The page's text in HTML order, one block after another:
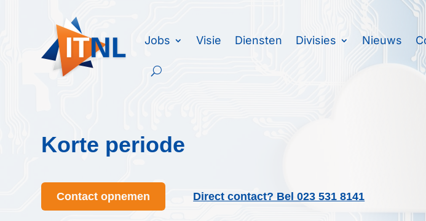
Jobs Visie Diensten Divisies Nieuws
Korte periode
Contact opnemen Direct contact? Bel 023 531 8141